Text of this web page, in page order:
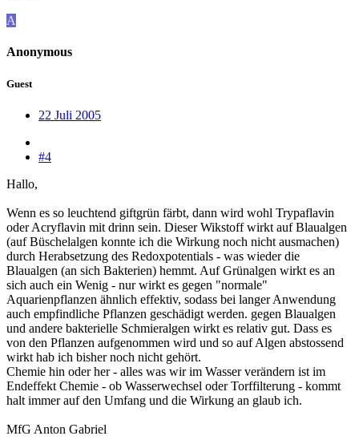
A
Anonymous
Guest
22 Juli 2005
#4
Hallo,
Wenn es so leuchtend giftgrün färbt, dann wird wohl Trypaflavin
oder Acryflavin mit drinn sein. Dieser Wikstoff wirkt auf Blaualgen
(auf Büschelalgen konnte ich die Wirkung noch nicht ausmachen)
durch Herabsetzung des Redoxpotentials - was wieder die
Blaualgen (an sich Bakterien) hemmt. Auf Grünalgen wirkt es an
sich auch ein Wenig - nur wirkt es gegen "normale"
Aquarienpflanzen ähnlich effektiv, sodass bei langer Anwendung
auch empfindliche Pflanzen geschädigt werden. gegen Blaualgen
und andere bakterielle Schmieralgen wirkt es relativ gut. Dass es
von den Pflanzen aufgenommen wird und so auf Algen abstossend
wirkt hab ich bisher noch nicht gehört.
Chemie hin oder her - alles was wir im Wasser verändern ist im
Endeffekt Chemie - ob Wasserwechsel oder Torffilterung - kommt
halt immer auf den Umfang und die Wirkung an glaub ich.
MfG Anton Gabriel